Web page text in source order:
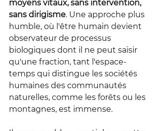
moyens vitaux, sans intervention,
sans dirigisme. Une approche plus
humble, où l'être humain devient
observateur de processus
biologiques dont il ne peut saisir
qu'une fraction, tant l'espace-
temps qui distingue les sociétés
humaines des communautés
naturelles, comme les forêts ou les
montagnes, est immense.